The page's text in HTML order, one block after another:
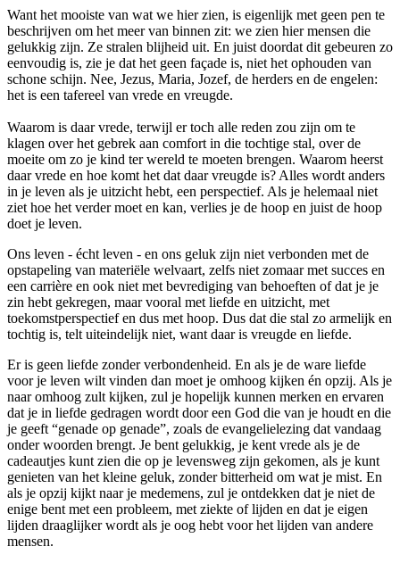
Want het mooiste van wat we hier zien, is eigenlijk met geen pen te
beschrijven om het meer van binnen zit: we zien hier mensen die
gelukkig zijn. Ze stralen blijheid uit. En juist doordat dit gebeuren zo
eenvoudig is, zie je dat het geen façade is, niet het ophouden van
schone schijn. Nee, Jezus, Maria, Jozef, de herders en de engelen:
het is een tafereel van vrede en vreugde.
Waarom is daar vrede, terwijl er toch alle reden zou zijn om te
klagen over het gebrek aan comfort in die tochtige stal, over de
moeite om zo je kind ter wereld te moeten brengen. Waarom heerst
daar vrede en hoe komt het dat daar vreugde is? Alles wordt anders
in je leven als je uitzicht hebt, een perspectief. Als je helemaal niet
ziet hoe het verder moet en kan, verlies je de hoop en juist de hoop
doet je leven.
Ons leven - écht leven - en ons geluk zijn niet verbonden met de
opstapeling van materiële welvaart, zelfs niet zomaar met succes en
een carrière en ook niet met bevrediging van behoeften of dat je je
zin hebt gekregen, maar vooral met liefde en uitzicht, met
toekomstperspectief en dus met hoop. Dus dat die stal zo armelijk en
tochtig is, telt uiteindelijk niet, want daar is vreugde en liefde.
Er is geen liefde zonder verbondenheid. En als je de ware liefde
voor je leven wilt vinden dan moet je omhoog kijken én opzij. Als je
naar omhoog zult kijken, zul je hopelijk kunnen merken en ervaren
dat je in liefde gedragen wordt door een God die van je houdt en die
je geeft “genade op genade”, zoals de evangelielezing dat vandaag
onder woorden brengt. Je bent gelukkig, je kent vrede als je de
cadeautjes kunt zien die op je levensweg zijn gekomen, als je kunt
genieten van het kleine geluk, zonder bitterheid om wat je mist. En
als je opzij kijkt naar je medemens, zul je ontdekken dat je niet de
enige bent met een probleem, met ziekte of lijden en dat je eigen
lijden draaglijker wordt als je oog hebt voor het lijden van andere
mensen.